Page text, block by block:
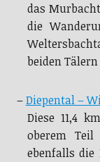
das
die
beiden
–Diepental –
Diese 11,4
oberem
ebenfalls die